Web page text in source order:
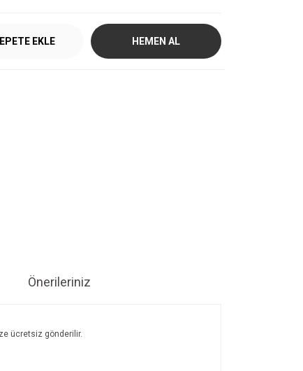
EKLE HEMEN AL
Önerileriniz
ücretsiz gönderilir.